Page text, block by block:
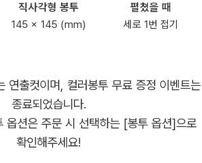
직사각형 봉투
145 x 145 (mm)
펼쳤을 때
세로 1번 접기
연출컷이며, 컬러봉투 무료 증정 이벤트는
종료되었습니다.
옵션은 주문 시 선택하는 [봉투 옵션]으로